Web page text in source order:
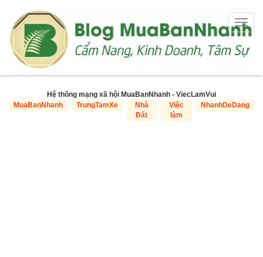
Hệ thống mạng xã hội MuaBanNhanh - ViecLamVui
MuaBanNhanh
TrungTamXe
Nhà
Đất
Việc
làm
NhanhDeDang